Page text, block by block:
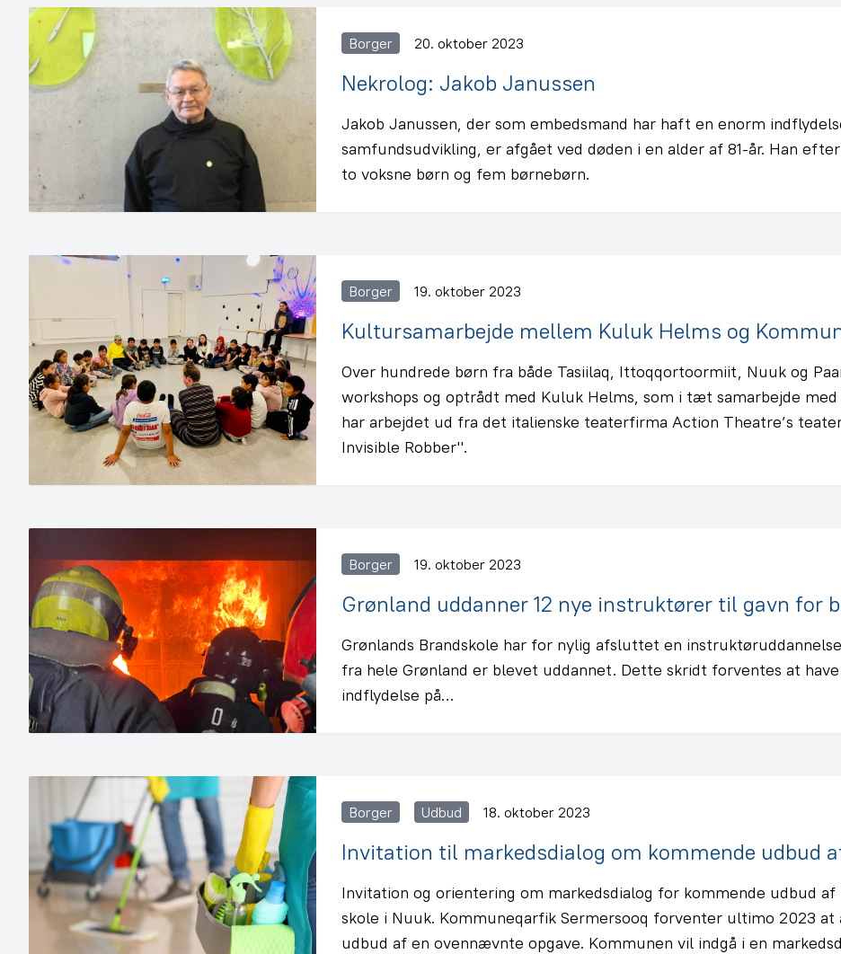
Borger 20. oktober 2023
Nekrolog: Jakob Janussen
Jakob Janussen, der som embedsmand har haft en enorm
samfundsudvikling, er afgået ved døden i en alder af 81-år. Han
to voksne børn og fem børnebørn.
Borger 19. oktober 2023
Kultursamarbejde mellem Kuluk Helms og
Over hundrede børn fra både Tasiilaq, Ittoqqortoormiit, Nuuk og
workshops og optrådt med Kuluk Helms, som i tæt samarbejde
har arbejdet ud fra det italienske teaterfirma Action Theatre’s
Invisible Robber".
Borger 19. oktober 2023
Grønland uddanner 12 nye instruktører til gavn for
Grønlands Brandskole har for nylig afsluttet en
fra hele Grønland er blevet uddannet. Dette skridt forventes at
indflydelse på…
Borger Udbud 18. oktober 2023
Invitation til markedsdialog om kommende udbud
Invitation og orientering om markedsdialog for kommende udbud af
skole i Nuuk. Kommuneqarfik Sermersooq forventer ultimo 2023 at
udbud af en ovennævnte opgave. Kommunen vil indgå i en